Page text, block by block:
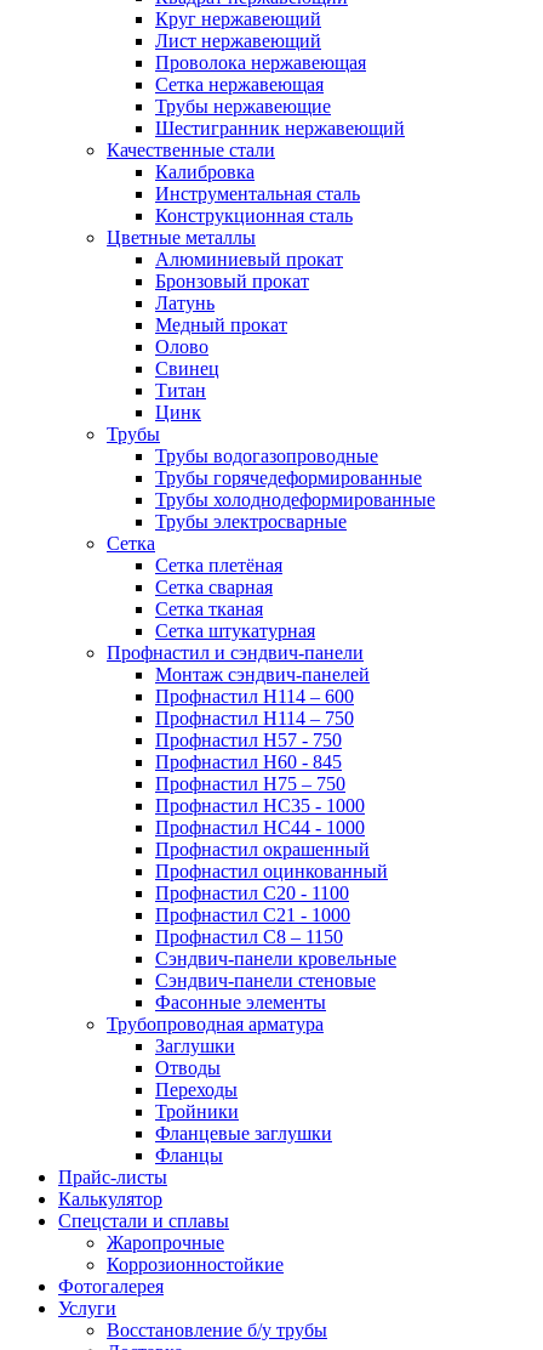
Круг нержавеющий
Лист нержавеющий
Проволока нержавеющая
Сетка нержавеющая
Трубы нержавеющие
Шестигранник нержавеющий
Качественные стали
Калибровка
Инструментальная сталь
Конструкционная сталь
Цветные металлы
Алюминиевый прокат
Бронзовый прокат
Латунь
Медный прокат
Олово
Свинец
Титан
Цинк
Трубы
Трубы водогазопроводные
Трубы горячедеформированные
Трубы холоднодеформированные
Трубы электросварные
Сетка
Сетка плетёная
Сетка сварная
Сетка тканая
Сетка штукатурная
Профнастил и сэндвич-панели
Монтаж сэндвич-панелей
Профнастил Н114 – 600
Профнастил Н114 – 750
Профнастил Н57 - 750
Профнастил Н60 - 845
Профнастил Н75 – 750
Профнастил НС35 - 1000
Профнастил НС44 - 1000
Профнастил окрашенный
Профнастил оцинкованный
Профнастил С20 - 1100
Профнастил С21 - 1000
Профнастил С8 – 1150
Сэндвич-панели кровельные
Сэндвич-панели стеновые
Фасонные элементы
Трубопроводная арматура
Заглушки
Отводы
Переходы
Тройники
Фланцевые заглушки
Фланцы
Прайс-листы
Калькулятор
Спецстали и сплавы
Жаропрочные
Коррозионностойкие
Фотогалерея
Услуги
Восстановление б/у трубы